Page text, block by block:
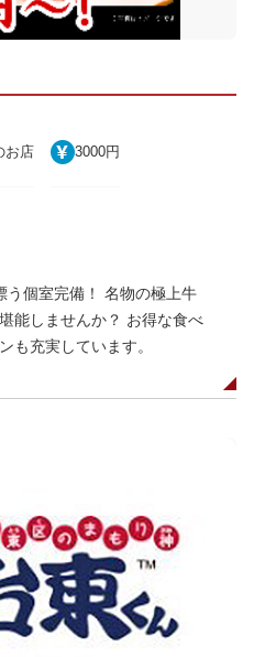
お店 3000円
う個室完備！ 名物の極上牛
能しませんか？ お得な食べ
も充実しています。